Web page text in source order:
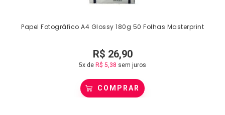
Papel Fotográfico A4 Glossy 180g 50 Folhas Masterprint
R$ 26,90
5x de R$ 5,38 sem juros
COMPRAR